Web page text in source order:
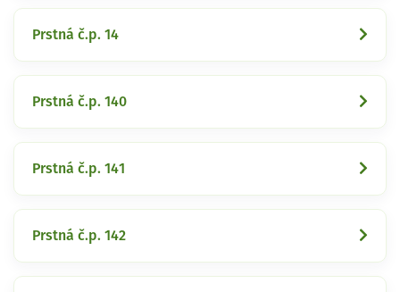
Prstná č.p. 14
Prstná č.p. 140
Prstná č.p. 141
Prstná č.p. 142